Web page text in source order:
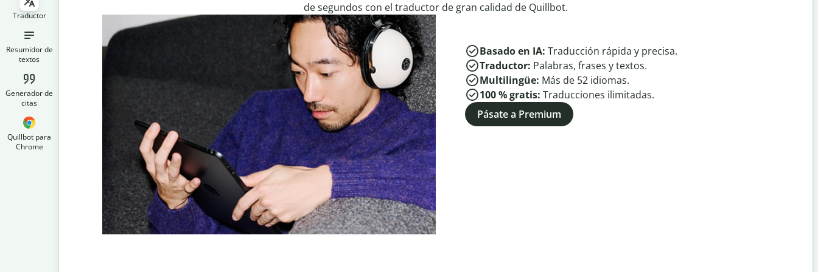
Traductor
Resumidor de
textos
Generador de
citas
Quillbot para
Chrome
de segundos con el traductor de gran calidad de Quillbot.
Basado en IA: Traducción rápida y precisa.
Traductor: Palabras, frases y textos.
Multilingüe: Más de 52 idiomas.
100 % gratis: Traducciones ilimitadas.
Pásate a Premium